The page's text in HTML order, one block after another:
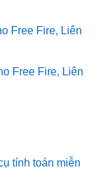
Free Fire, Liên
Free Fire, Liên
tính toán miễn